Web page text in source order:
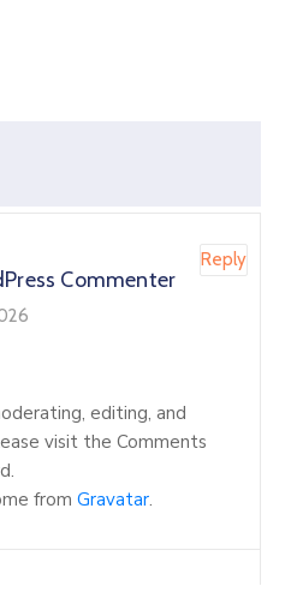
Commenter
editing, and
visit the Comments
from Gravatar.
Reply